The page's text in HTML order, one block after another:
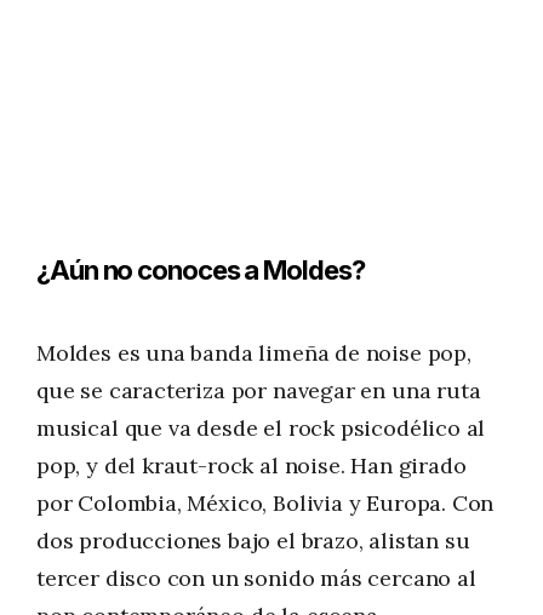
¿Aún no conoces a Moldes?
Moldes es una banda limeña de noise pop,
que se caracteriza por navegar en una ruta
musical que va desde el rock psicodélico al
pop, y del kraut-rock al noise. Han girado
por Colombia, México, Bolivia y Europa. Con
dos producciones bajo el brazo, alistan su
tercer disco con un sonido más cercano al